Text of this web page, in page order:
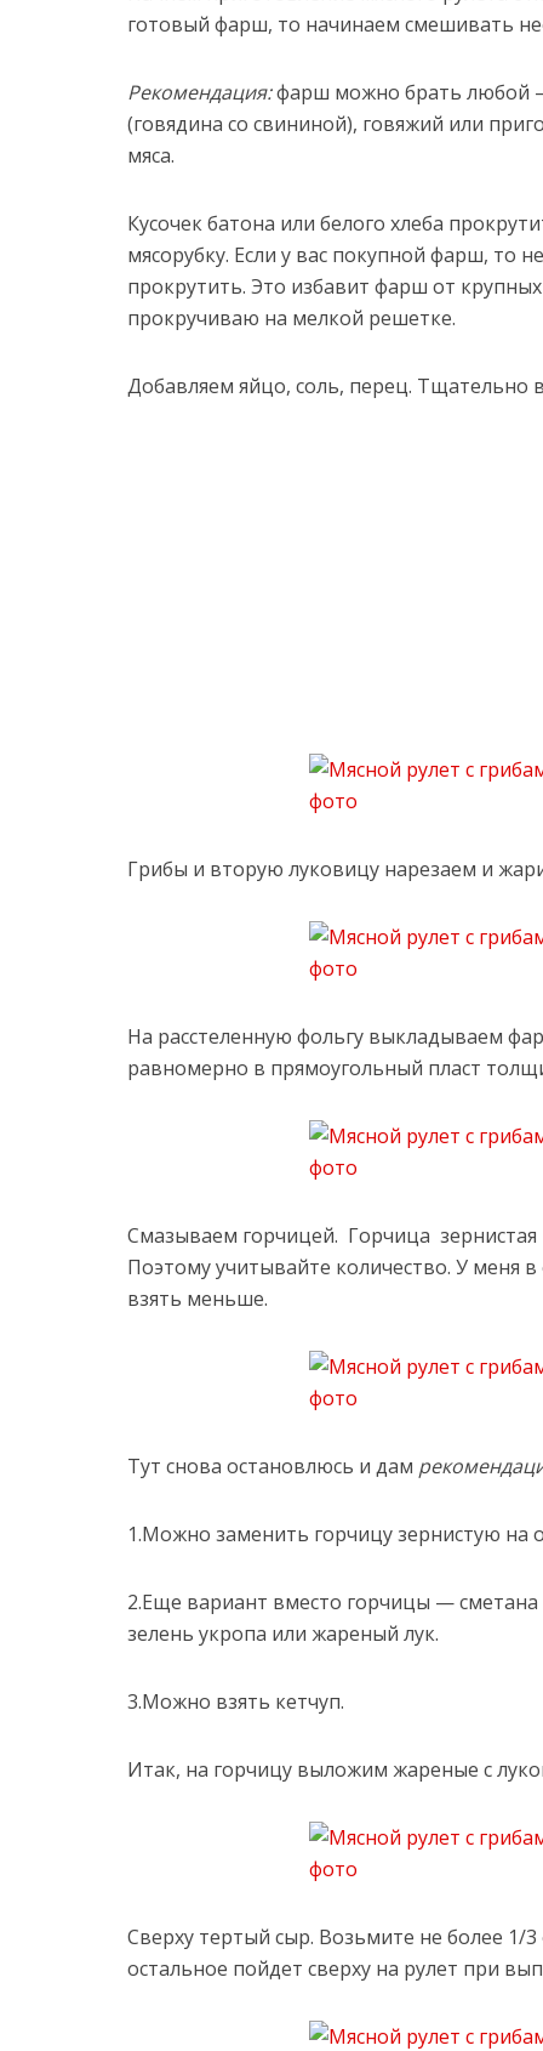
готовый фарш, то начинаем смешивать
Рекомендация:фарш можно брать любой
(говядина со свининой), говяжий или
мяса.
Кусочек батона или белого хлеба
мясорубку. Если у вас покупной фарш, то
прокрутить. Это избавит фарш от
прокручиваю на мелкой решетке.
Добавляем яйцо, соль, перец.
Грибы и вторую луковицу нарезаем и
На расстеленную фольгу выкладываем
равномерно в прямоугольный пласт
Смазываем горчицей. Горчица зернистая
Поэтому учитывайте количество. У меня
взять меньше.
Тут снова остановлюсь и дам
1.Можно заменить горчицу зернистую на
2.Еще вариант вместо горчицы —
зелень укропа или жареный лук.
3.Можно взять кетчуп.
Итак, на горчицу выложим жареные с
Сверху тертый сыр. Возьмите не более 1/3
остальное пойдет сверху на рулет при